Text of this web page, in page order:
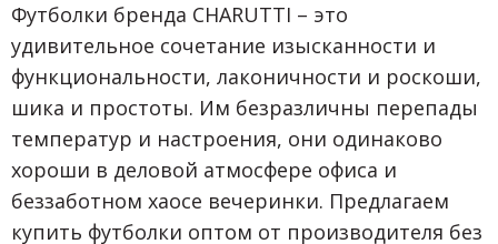
Футболки бренда CHARUTTI – это
удивительное сочетание изысканности и
функциональности, лаконичности и роскоши,
шика и простоты. Им безразличны перепады
температур и настроения, они одинаково
хороши в деловой атмосфере офиса и
беззаботном хаосе вечеринки. Предлагаем
купить футболки оптом от производителя без